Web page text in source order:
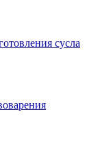
сусла